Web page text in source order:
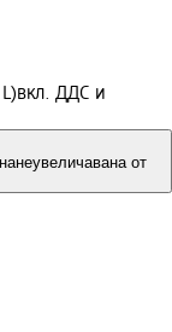
вкл. ДДС и
неувеличавана от